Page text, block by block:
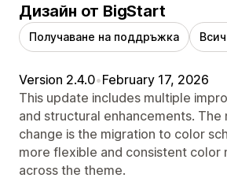
Дизайн от BigStart
Получаване на поддръжка
Version 2.4.0•February 17, 2026
This update includes multiple
and structural enhancements. The
change is the migration to color
more flexible and consistent color
across the theme.